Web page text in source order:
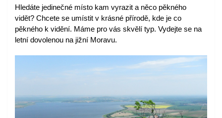
Hledáte jedinečné místo kam vyrazit a něco pěkného
vidět? Chcete se umístit v krásné přírodě, kde je co
pěkného k vidění. Máme pro vás skvělí typ. Vydejte se na
letní dovolenou na jižní Moravu.